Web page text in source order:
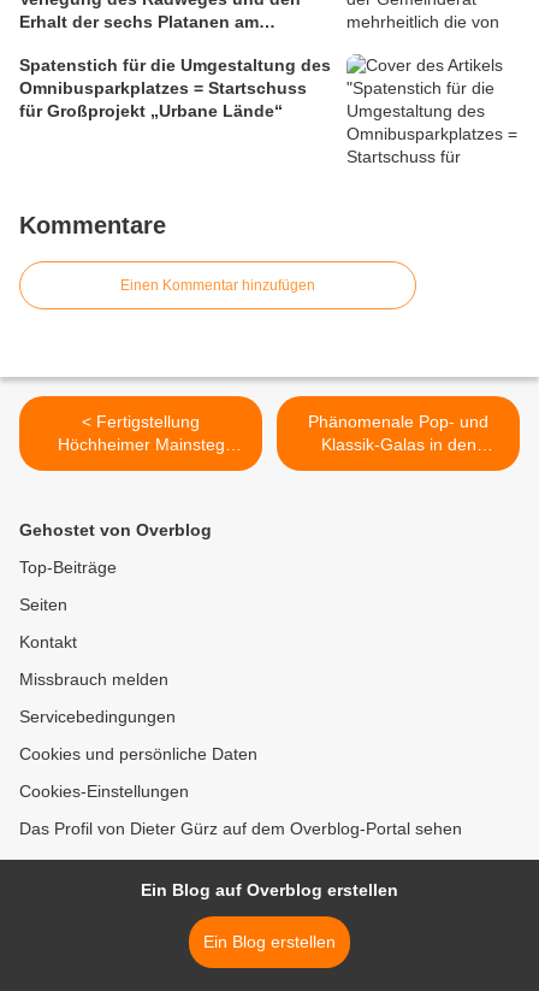
Erhalt der sechs Platanen am
Spatenstich für die Umgestaltung des
Omnibusparkplatzes = Startschuss
für Großprojekt „Urbane Lände“
Kommentare
Einen Kommentar hinzufügen
< Fertigstellung
Höchheimer Mainsteg
ungewiss - Lupp kündigte
Phänomenale Pop- und
Klassik-Galas in den
Mainfrankensälen
Gehostet von Overblog
Top-Beiträge
Seiten
Kontakt
Missbrauch melden
Servicebedingungen
Cookies und persönliche Daten
Cookies-Einstellungen
Das Profil von Dieter Gürz auf dem Overblog-Portal sehen
Ein Blog auf Overblog erstellen
Ein Blog erstellen